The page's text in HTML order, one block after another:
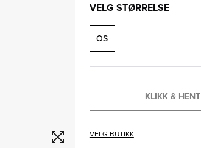
VELG STØRRELSE
OS
KLIKK & HENT
VELG BUTIKK